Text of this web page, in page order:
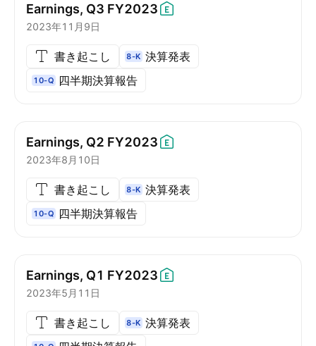
Earnings, Q3 FY2023
2023年11月9日
書き起こし 8-K 決算発表
10-Q 四半期決算報告
Earnings, Q2 FY2023
2023年8月10日
書き起こし 8-K 決算発表
10-Q 四半期決算報告
Earnings, Q1 FY2023
2023年5月11日
書き起こし 8-K 決算発表